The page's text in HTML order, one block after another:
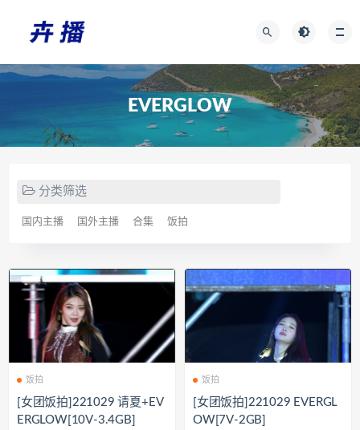
EVERGLOW
分类筛选
国内主播 国外主播 合集 饭拍
饭拍
[女团饭拍]221029 请夏+EV
ERGLOW[10V-3.4GB]
饭拍
[女团饭拍]221029 EVERGL
OW[7V-2GB]